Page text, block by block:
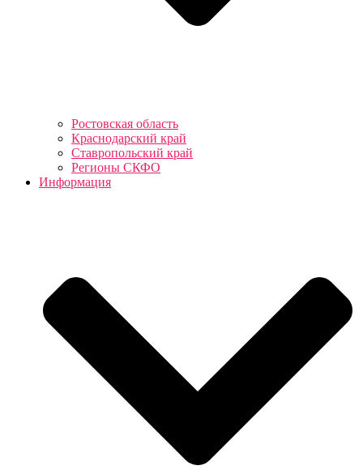
Ростовская область
Краснодарский край
Ставропольский край
Регионы СКФО
Информация